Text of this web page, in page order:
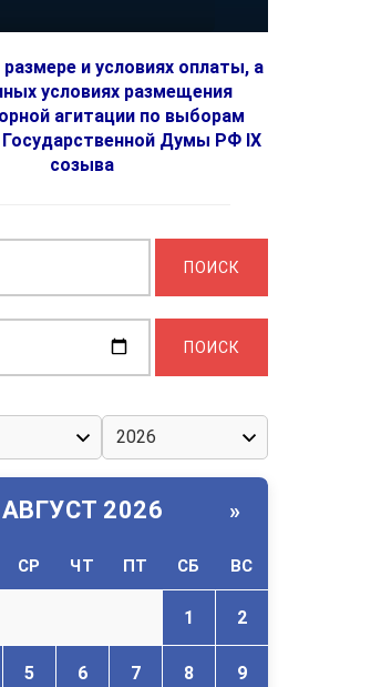
и условиях оплаты, а
условиях размещения
агитации по выборам
Думы РФ IX
созыва
АВГУСТ 2026 »
СР ЧТ ПТ СБ ВС
1 2
5 6 7 8 9